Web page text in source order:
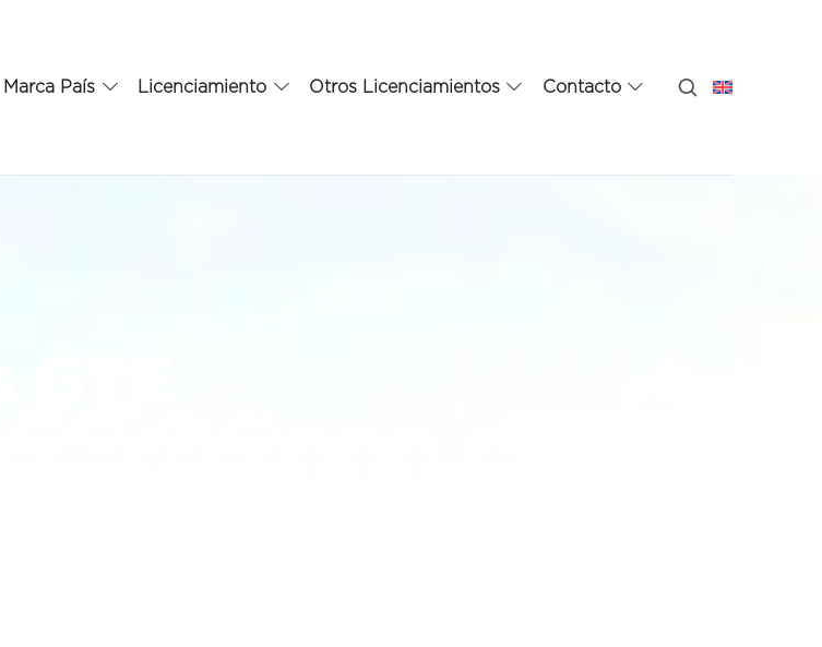
Marca País Licenciamiento Otros Licenciamientos Contacto